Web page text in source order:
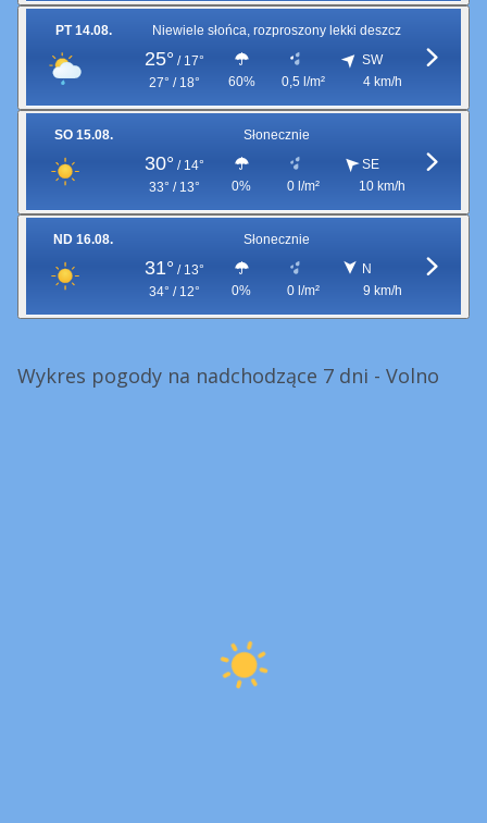
PT 14.08. Niewiele słońca, rozproszony lekki deszcz
25° / 17°
27° / 18°
60% 0,5 l/m²
SW
4 km/h
SO 15.08. Słonecznie
30° / 14°
33° / 13°
0% 0 l/m²
SE
10 km/h
ND 16.08. Słonecznie
31° / 13°
34° / 12°
0% 0 l/m²
N
9 km/h
Wykres pogody na nadchodzące 7 dni - Volno